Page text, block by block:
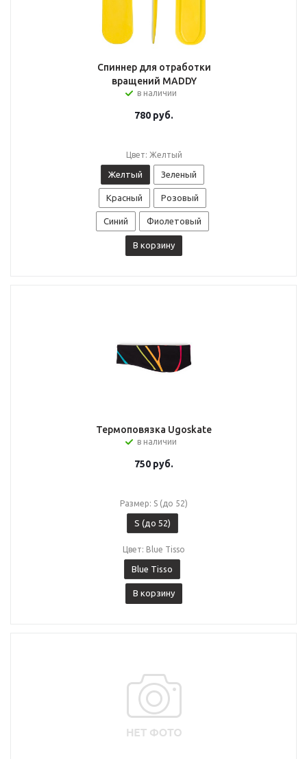
Спиннер для отработки
вращений MADDY
в наличии
780 руб.
Цвет: Желтый
Желтый Зеленый
Красный Розовый
Синий Фиолетовый
В корзину
Термоповязка Ugoskate
в наличии
750 руб.
Размер: S (до 52)
S (до 52)
Цвет: Blue Tisso
Blue Tisso
В корзину